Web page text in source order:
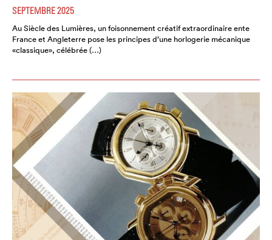
SEPTEMBRE 2025
Au Siècle des Lumières, un foisonnement créatif extraordinaire ente
France et Angleterre pose les principes d’une horlogerie mécanique
«classique», célébrée (…)